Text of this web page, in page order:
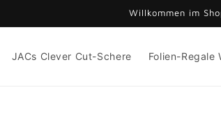
Willkommen im
JACs Clever Cut-Schere Folien-Regale